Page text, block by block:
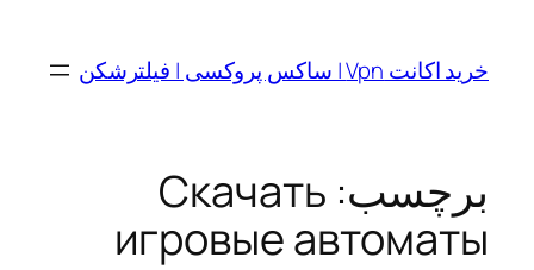
محتواخرید اکانت Vpn | ساکس پروکسی | فیلترشکن
برچسب: Скачать
игровые автоматы